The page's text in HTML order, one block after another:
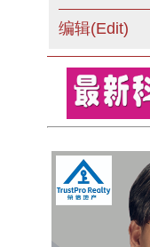
编辑(Edit)